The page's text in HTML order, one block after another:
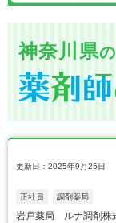
神奈川県の
更新日：2025年9月25日
正社員 調剤薬局
岩戸薬局 ルナ調剤株